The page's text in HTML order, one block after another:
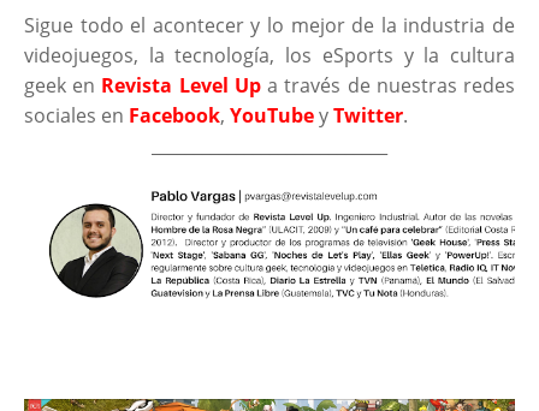
Sigue todo el acontecer y lo mejor de la industria de
videojuegos, la tecnología, los eSports y la cultura
geek en Revista Level Upa través de nuestras redes
sociales en Facebook, YouTubeyTwitter.